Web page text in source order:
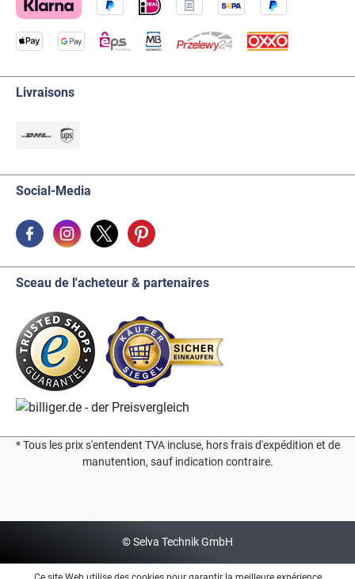
Livraisons
Social-Media
Sceau de l'acheteur & partenaires
* Tous les prix s'entendent TVA incluse, hors frais d'expédition et de
manutention, sauf indication contraire.
© Selva Technik GmbH